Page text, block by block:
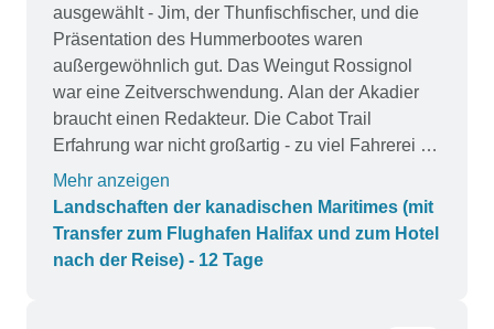
ausgewählt - Jim, der Thunfischfischer, und die
Präsentation des Hummerbootes waren
außergewöhnlich gut. Das Weingut Rossignol
war eine Zeitverschwendung. Alan der Akadier
braucht einen Redakteur. Die Cabot Trail
Erfahrung war nicht großartig - zu viel Fahrerei für
zu wenig ikonische Aussichten. Hopewell Rocks
an der Bay of Fundy war im Gegensatz dazu viel
besser, aber wir hätten dort eine Stunde länger
bleiben können. Auch im AG Bell Museum in
Mehr anzeigen
Landschaften der kanadischen Maritimes (mit
Transfer zum Flughafen Halifax und zum Hotel
nach der Reise) - 12 Tage